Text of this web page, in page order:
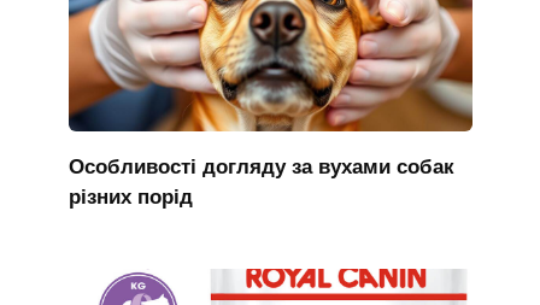
Особливості догляду за вухами собак
різних порід